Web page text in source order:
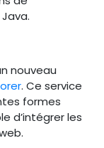
nouveau
. Ce service
formes
d’intégrer les